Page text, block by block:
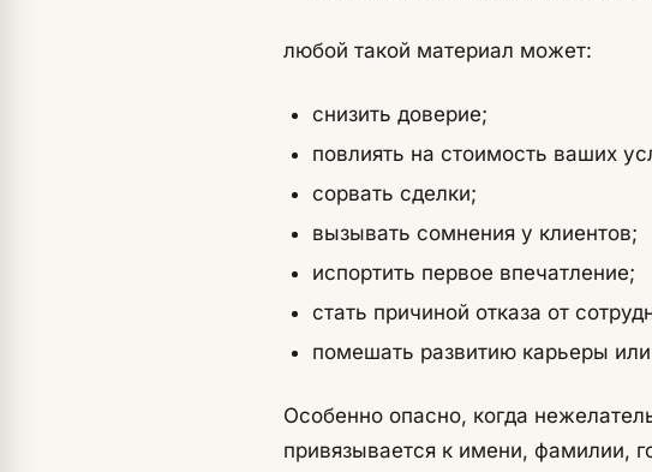
любой такой материал может:
снизить доверие;
повлиять на стоимость ваших
сорвать сделки;
вызывать сомнения у клиентов;
испортить первое впечатление;
стать причиной отказа от
помешать развитию карьеры
Особенно опасно, когда
привязывается к имени, фамилии,